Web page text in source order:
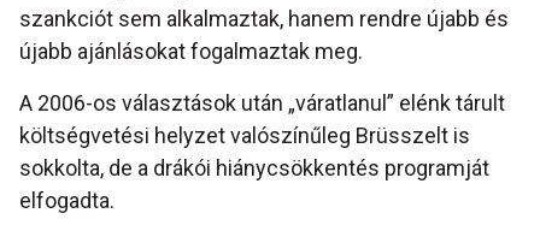
szankciót sem alkalmaztak, hanem rendre újabb és
újabb ajánlásokat fogalmaztak meg.
A 2006-os választások után „váratlanul” elénk tárult
költségvetési helyzet valószínűleg Brüsszelt is
sokkolta, de a drákói hiánycsökkentés programját
elfogadta.